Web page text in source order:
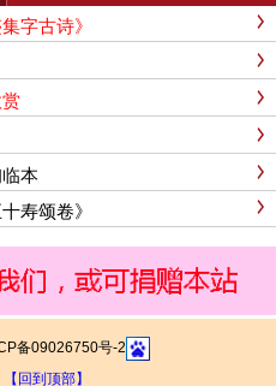
字古诗》
本
寿颂卷》
备09026750号-2
【回到顶部】